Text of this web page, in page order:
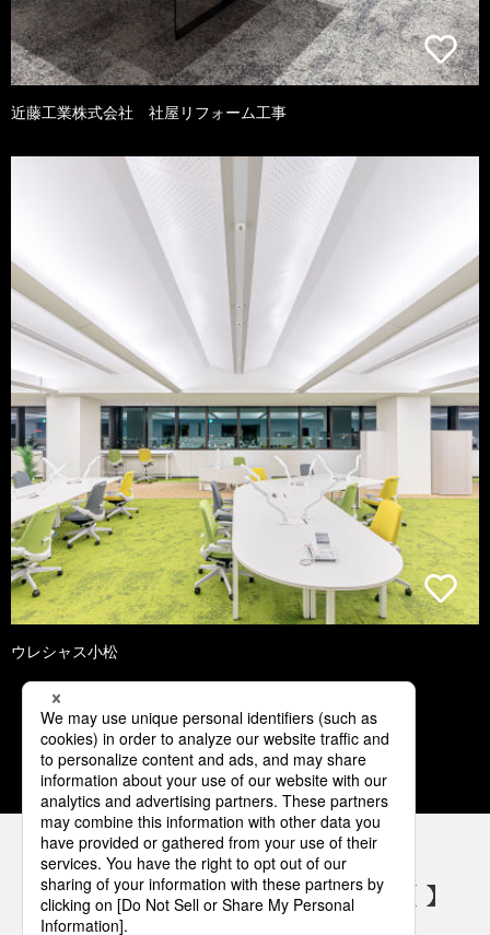
近藤工業株式会社 社屋リフォーム工事
ウレシャス小松
1 2 3 4 5
パナソニックの電気設備 SNSアカウント